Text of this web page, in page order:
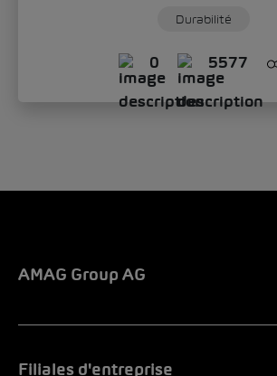
AMAG Group AG
Filiales d'entreprise